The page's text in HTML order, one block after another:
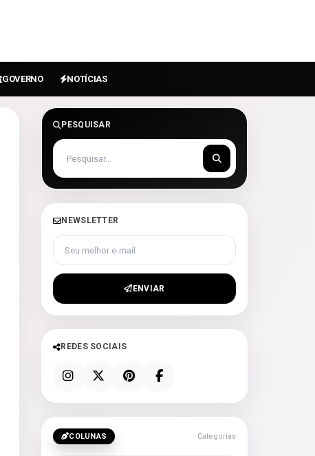
GOVERNO NOTÍCIAS
PESQUISAR
NEWSLETTER
Seu melhor e-mail
ENVIAR
REDES SOCIAIS
COLUNAS Categorias